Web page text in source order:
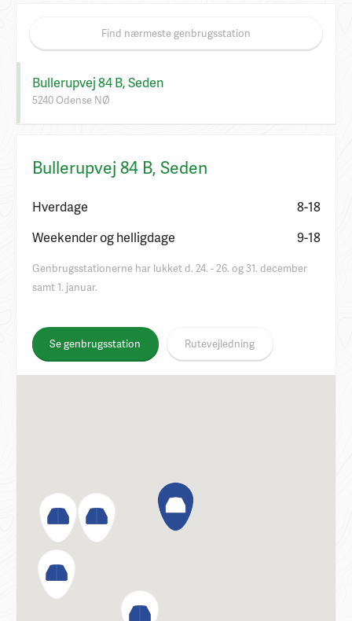
Find nærmeste genbrugsstation
Bullerupvej 84 B, Seden
5240 Odense NØ
Bullerupvej 84 B, Seden
Hverdage
8-18
Weekender og helligdage
9-18
Genbrugsstationerne har lukket d. 24. - 26. og 31. december
samt 1. januar.
Se genbrugsstation Rutevejledning